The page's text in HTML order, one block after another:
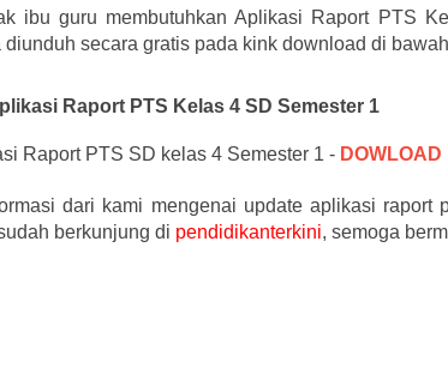
ibu guru membutuhkan Aplikasi Raport PTS
secara gratis pada kink download di
Raport PTS Kelas 4 SD Semester 1
Raport PTS SD kelas 4 Semester 1 - DOWLOAD
dari kami mengenai update aplikasi raport
berkunjung di pendidikanterkini, semoga